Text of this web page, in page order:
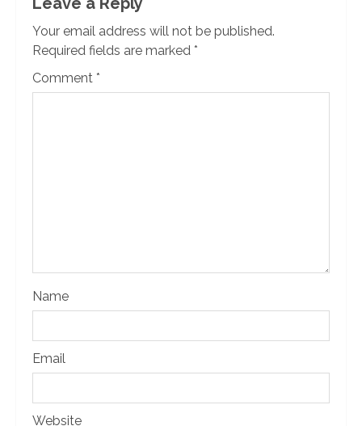
Your email address will not be published.
Required fields are marked *
Comment *
Name
Email
Website